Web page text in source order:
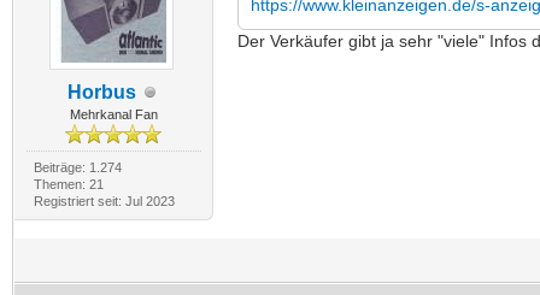
Horbus
Mehrkanal Fan
Beiträge: 1.274
Themen: 21
Registriert seit: Jul 2023
https://www.kleinanzeigen.de/s-
Der Verkäufer gibt ja sehr "viele" Infos